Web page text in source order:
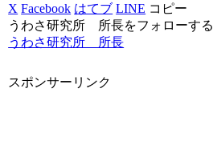
X Facebook はてブ LINE コピー
うわさ研究所 所長をフォローする
うわさ研究所 所長
スポンサーリンク